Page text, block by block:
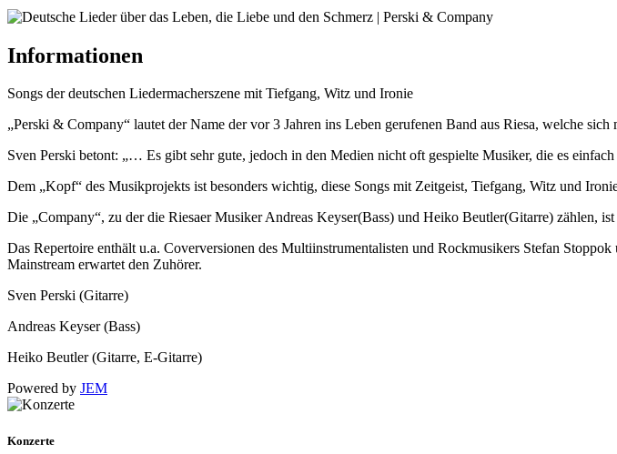
Informationen
Songs der deutschen Liedermacherszene mit Tiefgang, Witz und Ironie
„Perski & Company“ lautet der Name der vor 3 Jahren ins Leben gerufenen Band aus Riesa, welche
Sven Perski betont: „… Es gibt sehr gute, jedoch in den Medien nicht oft gespielte Musiker, die es
Dem „Kopf“ des Musikprojekts ist besonders wichtig, diese Songs mit Zeitgeist, Tiefgang, Witz und
Die „Company“, zu der die Riesaer Musiker Andreas Keyser(Bass) und Heiko Beutler(Gitarre) zählen,
Das Repertoire enthält u.a. Coverversionen des Multiinstrumentalisten und Rockmusikers Stefan
Mainstream erwartet den Zuhörer.
Sven Perski (Gitarre)
Andreas Keyser (Bass)
Heiko Beutler (Gitarre, E-Gitarre)
Powered by JEM
Konzerte